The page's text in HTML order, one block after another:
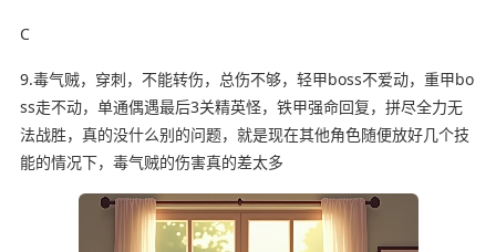
C
9.毒气贼，穿刺，不能转伤，总伤不够，轻甲boss不爱动，重甲bo
ss走不动，单通偶遇最后3关精英怪，铁甲强命回复，拼尽全力无
法战胜，真的没什么别的问题，就是现在其他角色随便放好几个技
能的情况下，毒气贼的伤害真的差太多